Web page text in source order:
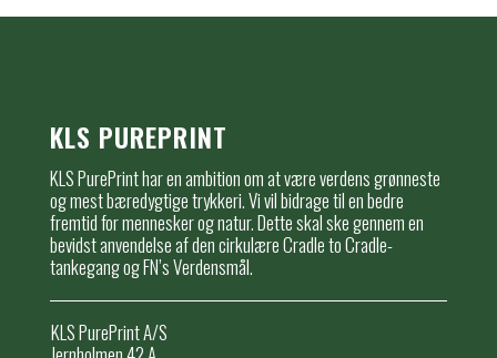
KLS PUREPRINT
KLS PurePrint har en ambition om at være verdens grønneste
og mest bæredygtige trykkeri. Vi vil bidrage til en bedre
fremtid for mennesker og natur. Dette skal ske gennem en
bevidst anvendelse af den cirkulære Cradle to Cradle-
tankegang og FN’s Verdensmål.
KLS PurePrint A/S